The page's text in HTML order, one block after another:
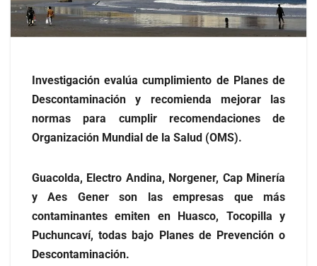
Investigación evalúa cumplimiento de Planes de
Descontaminación y recomienda mejorar las
normas para cumplir recomendaciones de
Organización Mundial de la Salud (OMS).
Guacolda, Electro Andina, Norgener, Cap Minería
y Aes Gener son las empresas que más
contaminantes emiten en Huasco, Tocopilla y
Puchuncaví, todas bajo Planes de Prevención o
Descontaminación.